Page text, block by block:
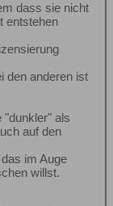
dass sie nicht
entstehen
den anderen ist
"dunkler" als
auf den
im Auge
willst.